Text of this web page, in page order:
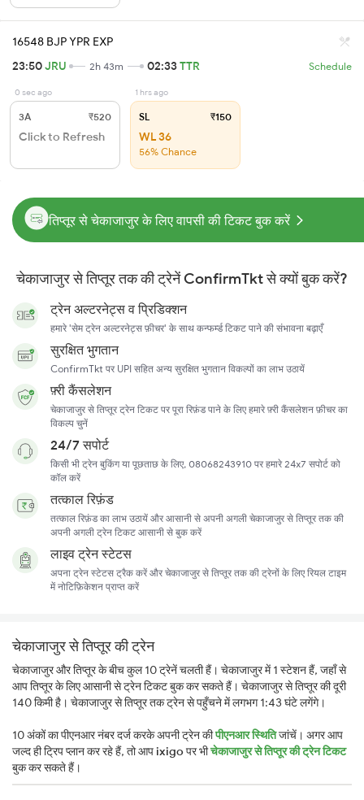
16548 BJP YPR EXP
23:50JRU 2h 43m 02:33TTR Schedule
0 sec ago
3A ₹520
Click to Refresh
1 hrs ago
SL ₹150
WL 36
56% Chance
तिप्तूर से चेकाजाजुर के लिए वापसी की टिकट बुक करें
चेकाजाजुर से तिप्तूर तक की ट्रेनें ConfirmTkt से क्यों बुक करें?
ट्रेन अल्टरनेट्स व प्रिडिक्शन
हमारे 'सेम ट्रेन अल्टरनेट्स फ़ीचर' के साथ कन्फर्म्ड टिकट पाने की संभावना बढ़ाएँ
सुरक्षित भुगतान
ConfirmTkt पर UPI सहित अन्य सुरक्षित भुगतान विकल्पों का लाभ उठायें
फ़्री कैंसलेशन
चेकाजाजुर से तिप्तूर ट्रेन टिकट पर पूरा रिफ़ंड पाने के लिए हमारे फ़्री कैंसलेशन फ़ीचर का
विकल्प चुनें
24/7 सपोर्ट
किसी भी ट्रेन बुकिंग या पूछताछ के लिए, 08068243910 पर हमारे 24x7 सपोर्ट को
कॉल करें
तत्काल रिफ़ंड
तत्काल रिफ़ंड का लाभ उठायें और आसानी से अपनी अगली चेकाजाजुर से तिप्तूर तक की
अपनी अगली ट्रेन टिकट आसानी से बुक करें
लाइव ट्रेन स्टेटस
अपना ट्रेन स्टेटस ट्रैक करें और चेकाजाजुर से तिप्तूर तक की ट्रेनों के लिए रियल टाइम
में नोटिफ़िकेशन प्राप्त करें
चेकाजाजुर से तिप्तूर की ट्रेन
चेकाजाजुर और तिप्तूर के बीच कुल 10 ट्रेनें चलती हैं। चेकाजाजुर में 1 स्टेशन हैं, जहाँ से
आप तिप्तूर के लिए आसानी से ट्रेन टिकट बुक कर सकते हैं। चेकाजाजुर से तिप्तूर की दूरी
140 किमी है। चेकाजाजुर से तिप्तूर तक ट्रेन से पहुँचने में लगभग 1:43 घंटे लगेंगे।
10 अंकों का पीएनआर नंबर दर्ज करके अपनी ट्रेन कीपीएनआर स्थितिजांचें। अगर आप
जल्द ही ट्रिप प्लान कर रहे हैं, तो आपixigoपर भीचेकाजाजुर से तिप्तूर की ट्रेन टिकट
बुक कर सकते हैं।